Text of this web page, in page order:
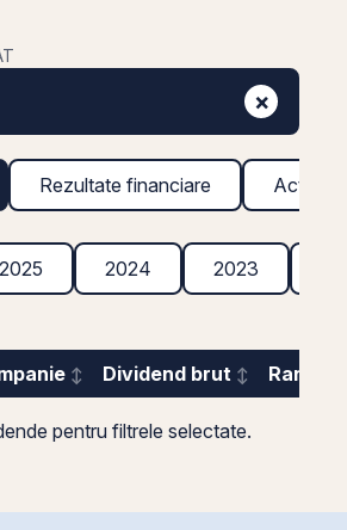
×
Rezultate financiare Acțiuni
2025 2024 2023
Dividend brut
pentru filtrele selectate.